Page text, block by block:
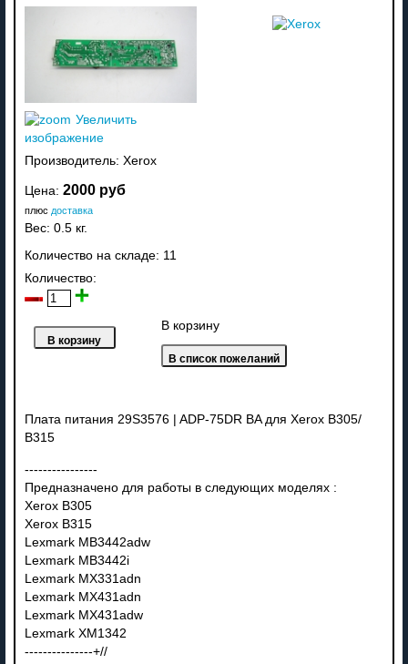
Увеличить
изображение
Производитель: Xerox
Цена: 2000 руб
плюс доставка
Вес: 0.5 кг.
Количество на складе: 11
Количество:
В корзину
Плата питания 29S3576 | ADP-75DR BA для Xerox B305/
B315
----------------
Предназначено для работы в следующих моделях :
Xerox B305
Xerox B315
Lexmark MB3442adw
Lexmark MB3442i
Lexmark MX331adn
Lexmark MX431adn
Lexmark MX431adw
Lexmark XM1342
---------------+//